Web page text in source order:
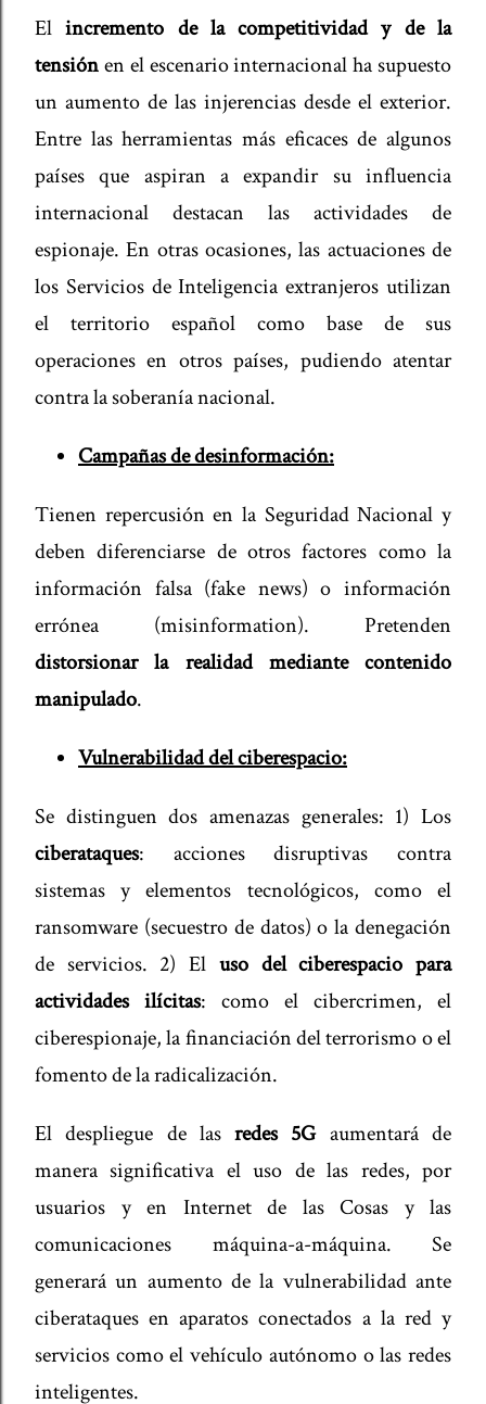
Elincremento de la competitividad y de la
tensiónen el escenario internacional ha supuesto
un aumento de las injerencias desde el exterior.
Entre las herramientas más eficaces de algunos
países que aspiran a expandir su influencia
internacional destacan las actividades de
espionaje. En otras ocasiones, las actuaciones de
los Servicios de Inteligencia extranjeros utilizan
el territorio español como base de sus
operaciones en otros países, pudiendo atentar
contra la soberanía nacional.
Campañas de desinformación:
Tienen repercusión en la Seguridad Nacional y
deben diferenciarse de otros factores como la
información falsa (fake news) o información
errónea (misinformation). Pretenden
distorsionar la realidad mediante contenido
manipulado.
Vulnerabilidad del ciberespacio:
Se distinguen dos amenazas generales: 1) Los
ciberataques: acciones disruptivas contra
sistemas y elementos tecnológicos, como el
ransomware (secuestro de datos) o la denegación
de servicios. 2) El uso del ciberespacio para
actividades ilícitas: como el cibercrimen, el
ciberespionaje, la financiación del terrorismo o el
fomento de la radicalización.
El despliegue de lasredes 5Gaumentará de
manera significativa el uso de las redes, por
usuarios y en Internet de las Cosas y las
comunicaciones máquina-a-máquina. Se
generará un aumento de la vulnerabilidad ante
ciberataques en aparatos conectados a la red y
servicios como el vehículo autónomo o las redes
inteligentes.